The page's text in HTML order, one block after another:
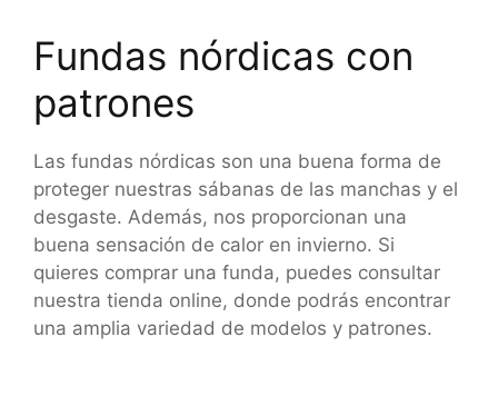
Fundas nórdicas con
patrones
Las fundas nórdicas son una buena forma de
proteger nuestras sábanas de las manchas y el
desgaste. Además, nos proporcionan una
buena sensación de calor en invierno. Si
quieres comprar una funda, puedes consultar
nuestra tienda online, donde podrás encontrar
una amplia variedad de modelos y patrones.